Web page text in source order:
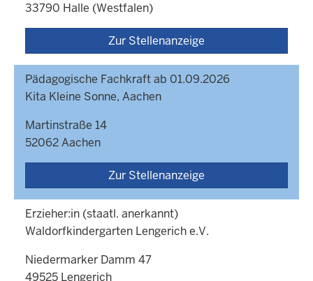
33790 Halle (Westfalen)
Zur Stellenanzeige
Pädagogische Fachkraft ab 01.09.2026
Kita Kleine Sonne, Aachen
Martinstraße 14
52062 Aachen
Zur Stellenanzeige
Erzieher:in (staatl. anerkannt)
Waldorfkindergarten Lengerich e.V.
Niedermarker Damm 47
49525 Lengerich